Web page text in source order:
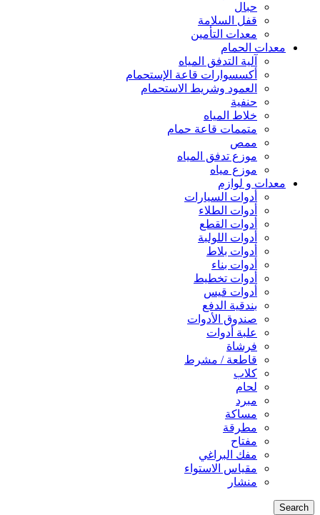
حبال
قفل السلامة
معدات التأمين
معدات الحمام
آلية التدفق المياه
أكسسوارات قاعة الإستحمام
العمود وشريط الاستحمام
حنفية
خلاط المياه
متممات قاعة حمام
ممص
موزع تدفق المياه
موزع مياه
معدات و لوازم
أدوات السيارات
أدوات الطلاء
أدوات القطع
أدوات اللولبة
أدوات بلاط
أدوات بناء
أدوات تخطيط
أدوات قيس
بندقية الدفع
صندوق الأدوات
علبة أدوات
فرشاة
قاطعة / مشرط
كلاب
لحام
مبرد
مساكة
مطرقة
مفتاح
مفك البراغي
مقياس الاستواء
منشار
Search